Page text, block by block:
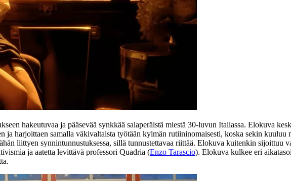
hakeutuvaa ja pääsevää synkkää salaperäistä miestä 30‑luvun Italiassa. Elokuva
harjoittaen samalla väkivaltaista työtään kylmän rutiininomaisesti, koska sekin
liittyen synnintunnustuksessa, sillä tunnustettavaa riittää. Elokuva kuitenkin sijoittuu
ja aatetta levittävä professori Quadria (Enzo Tarascio). Elokuva kulkee eri